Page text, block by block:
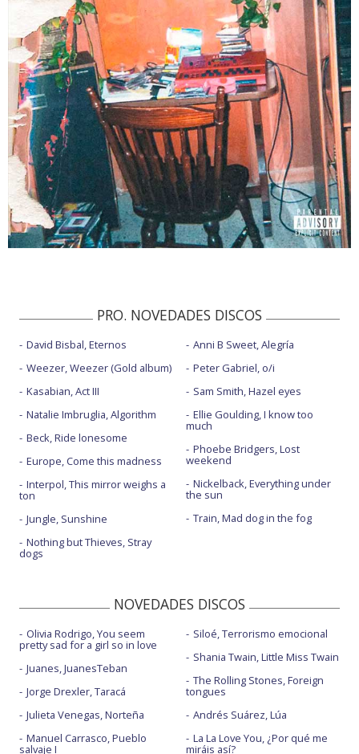
PRO. NOVEDADES DISCOS
David Bisbal, Eternos
Weezer, Weezer (Gold album)
Kasabian, Act III
Natalie Imbruglia, Algorithm
Beck, Ride lonesome
Europe, Come this madness
Interpol, This mirror weighs a
ton
Jungle, Sunshine
Nothing but Thieves, Stray
dogs
Anni B Sweet, Alegría
Peter Gabriel, o/i
Sam Smith, Hazel eyes
Ellie Goulding, I know too
much
Phoebe Bridgers, Lost
weekend
Nickelback, Everything under
the sun
Train, Mad dog in the fog
NOVEDADES DISCOS
Olivia Rodrigo, You seem
pretty sad for a girl so in love
Juanes, JuanesTeban
Jorge Drexler, Taracá
Julieta Venegas, Norteña
Manuel Carrasco, Pueblo
salvaje I
Siloé, Terrorismo emocional
Shania Twain, Little Miss Twain
The Rolling Stones, Foreign
tongues
Andrés Suárez, Lúa
La La Love You, ¿Por qué me
miráis así?